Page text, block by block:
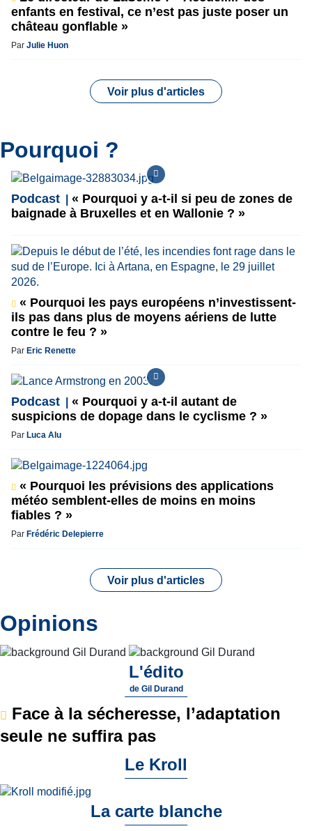
enfants en festival, ce n’est pas juste poser un
château gonflable »
Par Julie Huon
Voir plus d'articles
Pourquoi ?
Podcast
« Pourquoi y a-t-il si peu de zones de
baignade à Bruxelles et en Wallonie ? »
« Pourquoi les pays européens n’investissent-
ils pas dans plus de moyens aériens de lutte
contre le feu ? »
Par Eric Renette
Podcast
« Pourquoi y a-t-il autant de
suspicions de dopage dans le cyclisme ? »
Par Luca Alu
« Pourquoi les prévisions des applications
météo semblent-elles de moins en moins
fiables ? »
Par Frédéric Delepierre
Voir plus d'articles
Opinions
L'édito
de Gil Durand
Face à la sécheresse, l’adaptation
seule ne suffira pas
Le Kroll
La carte blanche